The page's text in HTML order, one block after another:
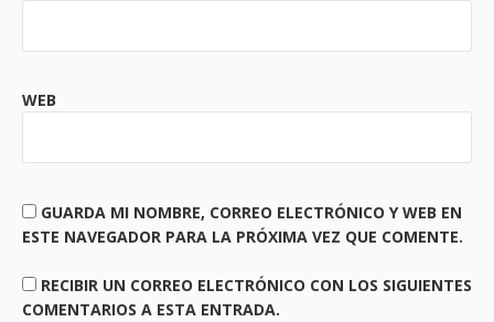
WEB
GUARDA MI NOMBRE, CORREO ELECTRÓNICO Y WEB EN
ESTE NAVEGADOR PARA LA PRÓXIMA VEZ QUE COMENTE.
RECIBIR UN CORREO ELECTRÓNICO CON LOS SIGUIENTES
COMENTARIOS A ESTA ENTRADA.